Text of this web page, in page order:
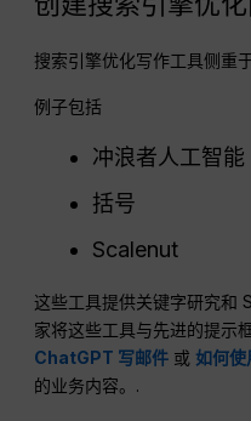
搜索引擎优化写作工具侧重
例子包括
冲浪者人工智能
括号
Scalenut
这些工具提供关键字研究和
家将这些工具与先进的提示
ChatGPT 写邮件 或如何
的业务内容。.